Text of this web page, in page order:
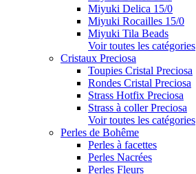
Miyuki Delica 15/0
Miyuki Rocailles 15/0
Miyuki Tila Beads
Voir toutes les catégories
Cristaux Preciosa
Toupies Cristal Preciosa
Rondes Cristal Preciosa
Strass Hotfix Preciosa
Strass à coller Preciosa
Voir toutes les catégories
Perles de Bohême
Perles à facettes
Perles Nacrées
Perles Fleurs